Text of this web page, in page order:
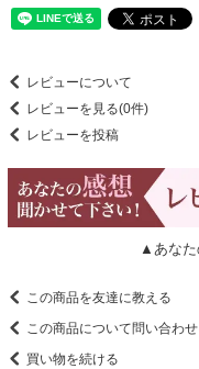
レビューについて
レビューを見る(0件)
レビューを投稿
▲あなた
この商品を友達に教える
この商品について問い合わ
買い物を続ける